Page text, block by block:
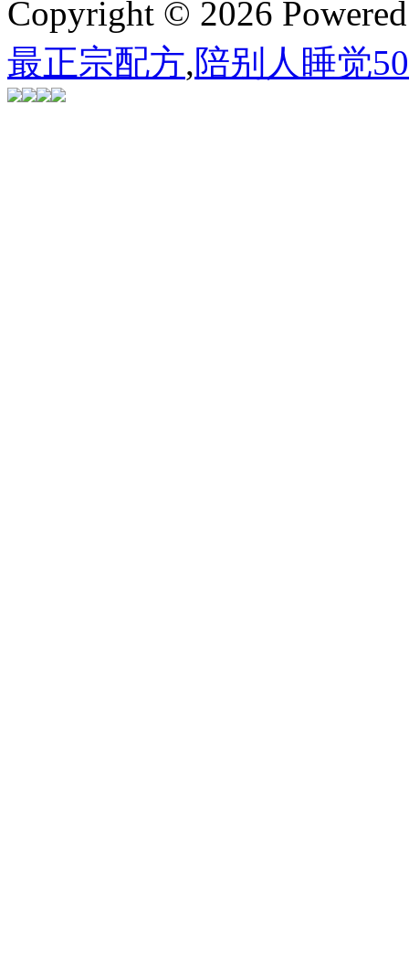
Copyright © 2026
最正宗配方,陪别人睡觉